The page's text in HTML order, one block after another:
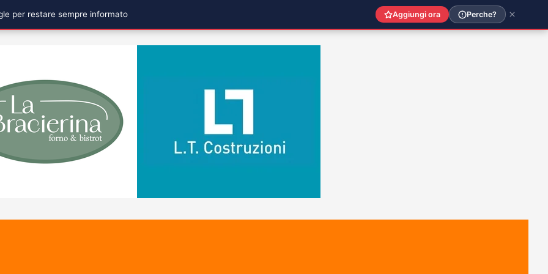
per restare sempre informato Aggiungi ora Perche?